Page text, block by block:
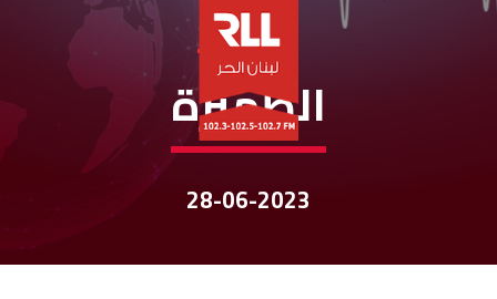
نشرات الأخبار
الظّهيرة
28-06-2023